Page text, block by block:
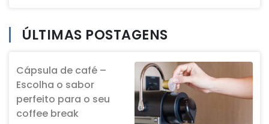
ÚLTIMAS POSTAGENS
Cápsula de café –
Escolha o sabor
perfeito para o seu
coffee break